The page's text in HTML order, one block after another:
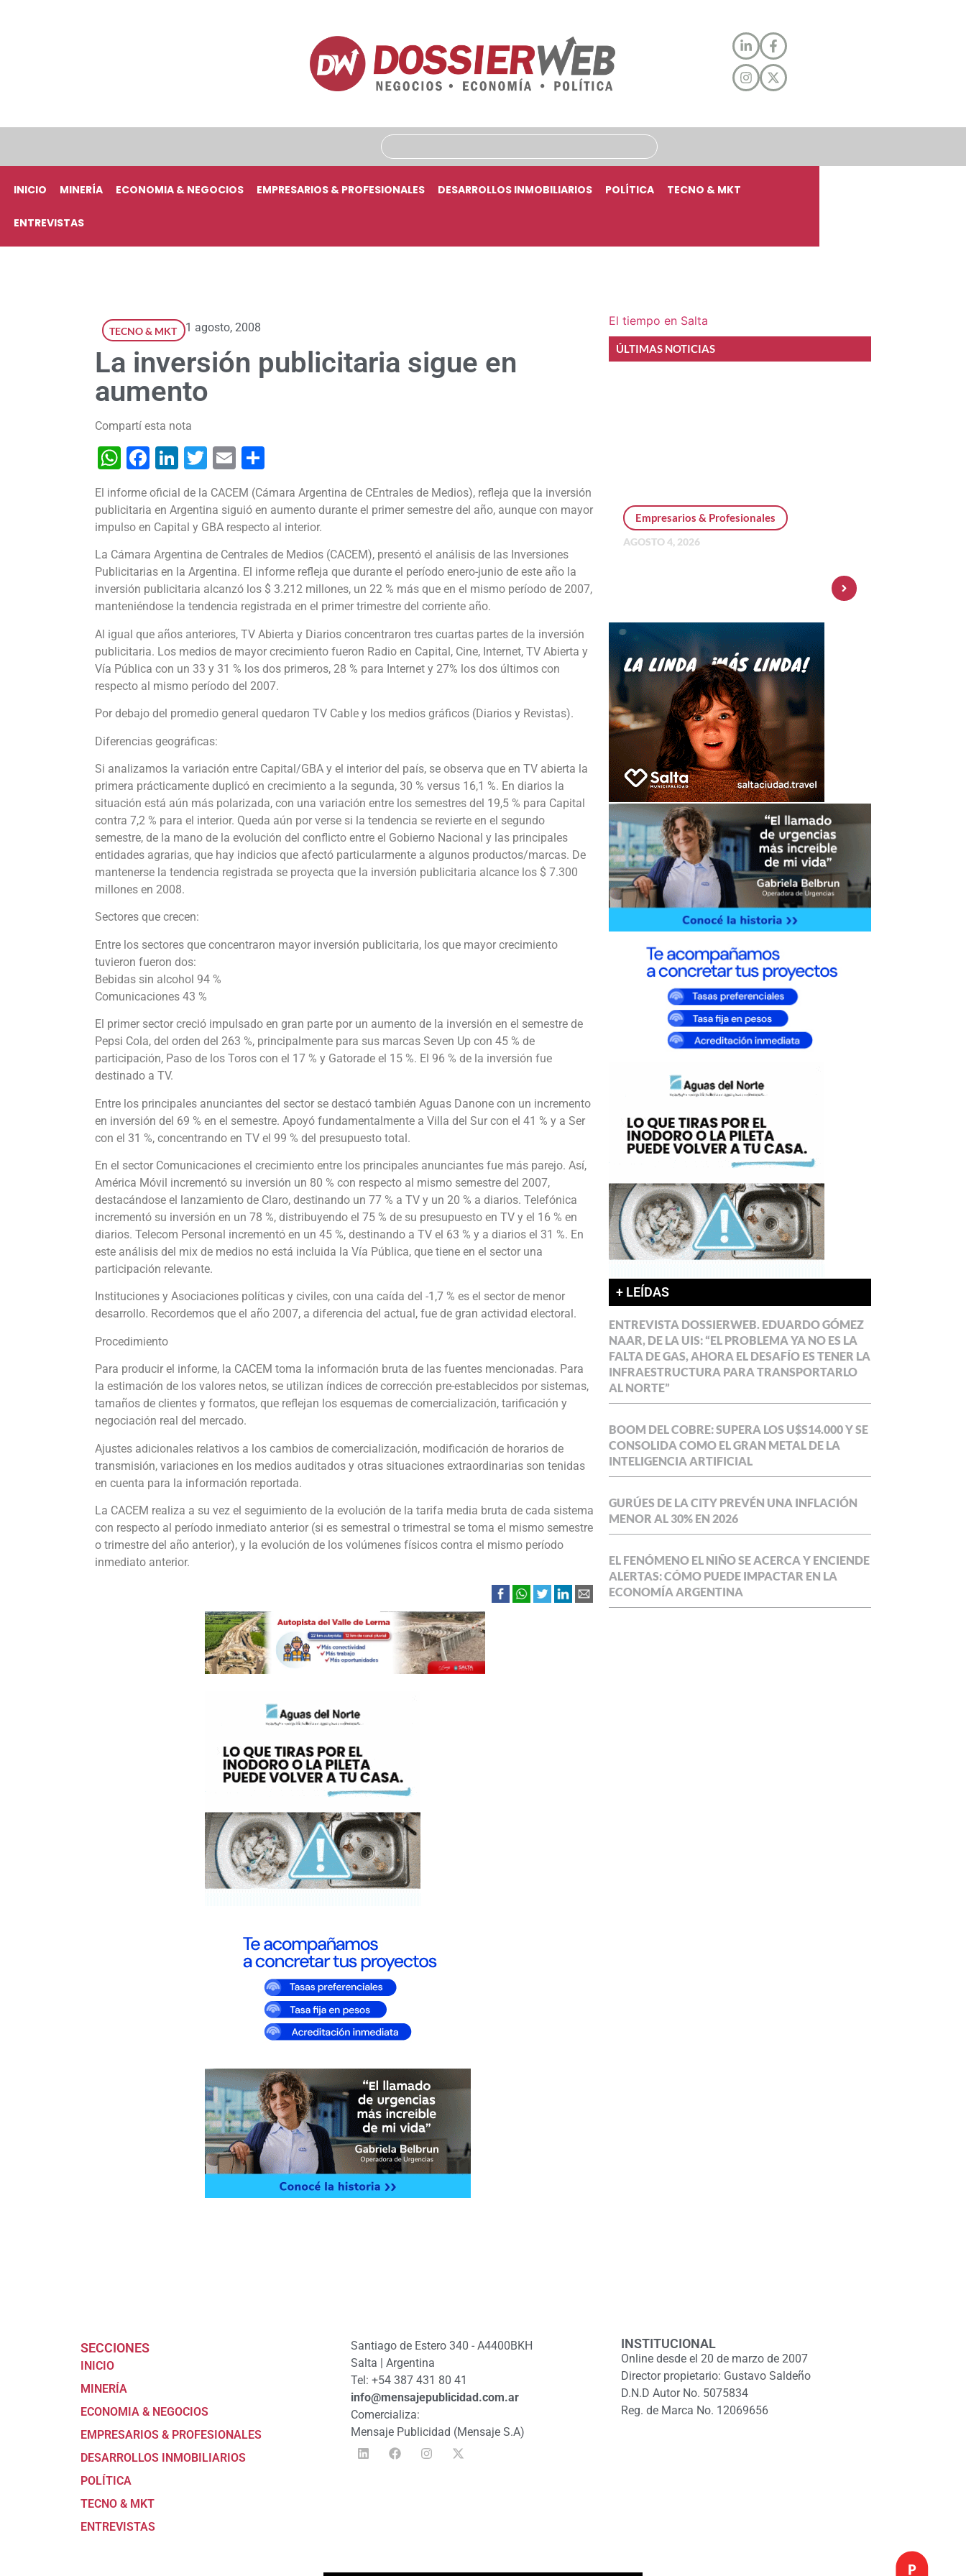
INICIO MINERÍA ECONOMIA & NEGOCIOS EMPRESARIOS & PROFESIONALES DESARROLLOS INMOBILIARIOS POLÍTICA TECNO & MKT
ENTREVISTAS
TECNO & MKT 1 agosto, 2008
La inversión publicitaria sigue en
aumento
Compartí esta nota
WhatsApp
Facebook
LinkedIn
Twitter
Email
El informe oficial de la CACEM (Cámara Argentina de CEntrales de Medios), refleja que la inversión
publicitaria en Argentina siguió en aumento durante el primer semestre del año, aunque con mayor
impulso en Capital y GBA respecto al interior.
La Cámara Argentina de Centrales de Medios (CACEM), presentó el análisis de las Inversiones
Publicitarias en la Argentina. El informe refleja que durante el período enero-junio de este año la
inversión publicitaria alcanzó los $ 3.212 millones, un 22 % más que en el mismo período de 2007,
manteniéndose la tendencia registrada en el primer trimestre del corriente año.
Al igual que años anteriores, TV Abierta y Diarios concentraron tres cuartas partes de la inversión
publicitaria. Los medios de mayor crecimiento fueron Radio en Capital, Cine, Internet, TV Abierta y
Vía Pública con un 33 y 31 % los dos primeros, 28 % para Internet y 27% los dos últimos con
respecto al mismo período del 2007.
Por debajo del promedio general quedaron TV Cable y los medios gráficos (Diarios y Revistas).
Diferencias geográficas:
Si analizamos la variación entre Capital/GBA y el interior del país, se observa que en TV abierta la
primera prácticamente duplicó en crecimiento a la segunda, 30 % versus 16,1 %. En diarios la
situación está aún más polarizada, con una variación entre los semestres del 19,5 % para Capital
contra 7,2 % para el interior. Queda aún por verse si la tendencia se revierte en el segundo
semestre, de la mano de la evolución del conflicto entre el Gobierno Nacional y las principales
entidades agrarias, que hay indicios que afectó particularmente a algunos productos/marcas. De
mantenerse la tendencia registrada se proyecta que la inversión publicitaria alcance los $ 7.300
millones en 2008.
Sectores que crecen:
Entre los sectores que concentraron mayor inversión publicitaria, los que mayor crecimiento
tuvieron fueron dos:
Bebidas sin alcohol 94 %
Comunicaciones 43 %
El primer sector creció impulsado en gran parte por un aumento de la inversión en el semestre de
Pepsi Cola, del orden del 263 %, principalmente para sus marcas Seven Up con 45 % de
participación, Paso de los Toros con el 17 % y Gatorade el 15 %. El 96 % de la inversión fue
destinado a TV.
Entre los principales anunciantes del sector se destacó también Aguas Danone con un incremento
en inversión del 69 % en el semestre. Apoyó fundamentalmente a Villa del Sur con el 41 % y a Ser
con el 31 %, concentrando en TV el 99 % del presupuesto total.
En el sector Comunicaciones el crecimiento entre los principales anunciantes fue más parejo. Así,
América Móvil incrementó su inversión un 80 % con respecto al mismo semestre del 2007,
destacándose el lanzamiento de Claro, destinando un 77 % a TV y un 20 % a diarios. Telefónica
incrementó su inversión en un 78 %, distribuyendo el 75 % de su presupuesto en TV y el 16 % en
diarios. Telecom Personal incrementó en un 45 %, destinando a TV el 63 % y a diarios el 31 %. En
este análisis del mix de medios no está incluida la Vía Pública, que tiene en el sector una
participación relevante.
Instituciones y Asociaciones políticas y civiles, con una caída del -1,7 % es el sector de menor
desarrollo. Recordemos que el año 2007, a diferencia del actual, fue de gran actividad electoral.
Procedimiento
Para producir el informe, la CACEM toma la información bruta de las fuentes mencionadas. Para
la estimación de los valores netos, se utilizan índices de corrección pre-establecidos por sistemas,
tamaños de clientes y formatos, que reflejan los esquemas de comercialización, tarificación y
negociación real del mercado.
Ajustes adicionales relativos a los cambios de comercialización, modificación de horarios de
transmisión, variaciones en los medios auditados y otras situaciones extraordinarias son tenidas
en cuenta para la información reportada.
La CACEM realiza a su vez el seguimiento de la evolución de la tarifa media bruta de cada sistema
con respecto al período inmediato anterior (si es semestral o trimestral se toma el mismo semestre
o trimestre del año anterior), y la evolución de los volúmenes físicos contra el mismo período
inmediato anterior.
El tiempo en Salta
ÚLTIMAS NOTICIAS
Empresarios & Profesionales
AGOSTO 4, 2026
+ LEÍDAS
ENTREVISTA DOSSIERWEB. EDUARDO GÓMEZ
NAAR, DE LA UIS: “EL PROBLEMA YA NO ES LA
FALTA DE GAS, AHORA EL DESAFÍO ES TENER LA
INFRAESTRUCTURA PARA TRANSPORTARLO
AL NORTE”
BOOM DEL COBRE: SUPERA LOS U$S14.000 Y SE
CONSOLIDA COMO EL GRAN METAL DE LA
INTELIGENCIA ARTIFICIAL
GURÚES DE LA CITY PREVÉN UNA INFLACIÓN
MENOR AL 30% EN 2026
EL FENÓMENO EL NIÑO SE ACERCA Y ENCIENDE
ALERTAS: CÓMO PUEDE IMPACTAR EN LA
ECONOMÍA ARGENTINA
SECCIONES
INICIO
MINERÍA
ECONOMIA & NEGOCIOS
EMPRESARIOS & PROFESIONALES
DESARROLLOS INMOBILIARIOS
POLÍTICA
TECNO & MKT
ENTREVISTAS
Santiago de Estero 340 - A4400BKH
Salta | Argentina
Tel: +54 387 431 80 41
info@mensajepublicidad.com.ar
Comercializa:
Mensaje Publicidad (Mensaje S.A)
INSTITUCIONAL
Online desde el 20 de marzo de 2007
Director propietario: Gustavo Saldeño
D.N.D Autor No. 5075834
Reg. de Marca No. 12069656